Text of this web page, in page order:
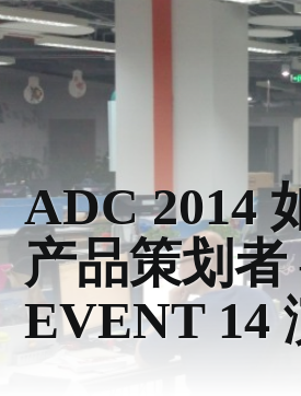
ADC 2014
产品策划
EVENT 14